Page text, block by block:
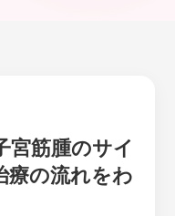
宮筋腫のサイ
療の流れをわ